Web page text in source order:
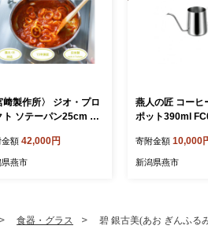
﨑製作所〉 ジオ・プロ
ト ソテーパン25cm FC
応 鍋 ステンレス 燕三
燕市 】
金額 42,000円
県燕市
燕人の匠 コーヒ
ポット390ml
寄附金額 10,000
新潟県燕市
食器・グラス 碧 銀古美(あお ぎんふる